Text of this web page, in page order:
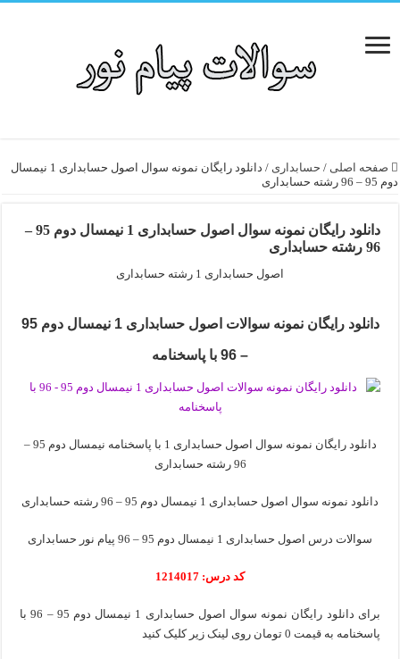
صفحه اصلی / حسابداری /
دانلود رایگان نمونه سوال اصول حسابداری 1 نیمسال
دوم 95 – 96 رشته حسابداری
دانلود رایگان نمونه سوال اصول حسابداری 1 نیمسال دوم 95 –
96 رشته حسابداری
اصول حسابداری 1 رشته حسابداری
دانلود رایگان نمونه سوالات اصول حسابداری 1 نیمسال دوم 95
– 96 با پاسخنامه
دانلود رایگان نمونه سوال اصول حسابداری 1 با پاسخنامه نیمسال دوم 95 –
96 رشته حسابداری
دانلود نمونه سوال اصول حسابداری 1 نیمسال دوم 95 – 96 رشته حسابداری
سوالات درس اصول حسابداری 1 نیمسال دوم 95 – 96 پیام نور حسابداری
کد درس: 1214017
برای دانلود رایگان نمونه سوال اصول حسابداری 1 نیمسال دوم 95 – 96 با
پاسخنامه به قیمت 0 تومان روی لینک زیر کلیک کنید